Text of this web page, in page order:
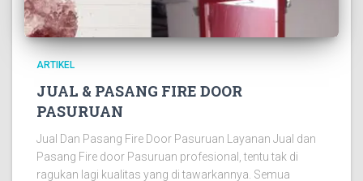
ARTIKEL
JUAL & PASANG FIRE DOOR
PASURUAN
Jual Dan Pasang Fire Door Pasuruan Layanan Jual dan
Pasang Fire door Pasuruan profesional, tentu tak di
ragukan lagi kualitas yang di tawarkannya. Semua